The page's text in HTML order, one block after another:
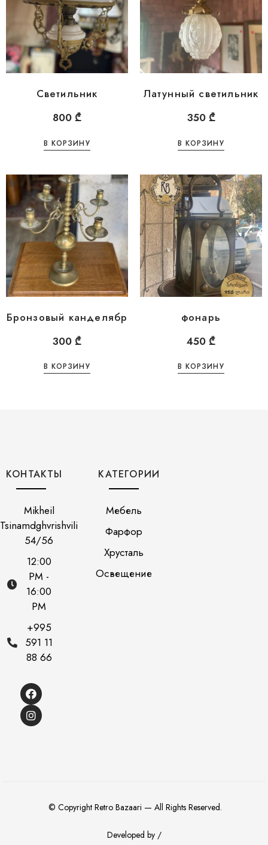
Светильник
800 ₾
В КОРЗИНУ
Латунный светильник
350 ₾
В КОРЗИНУ
Бронзовый канделябр
300 ₾
В КОРЗИНУ
фонарь
450 ₾
В КОРЗИНУ
КОНТАКТЫ
Mikheil
Tsinamdghvrishvili
54/56
12:00
PM -
16:00
PM
+995
591 11
88 66
КАТЕГОРИИ
Мебель
Фарфор
Хрусталь
Освещение
Developed by /
© Copyright Retro Bazaari — All Rights Reserved.